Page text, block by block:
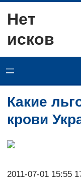
содержимому
Нет
исков
Какие
крови
2011-07-01 15:55